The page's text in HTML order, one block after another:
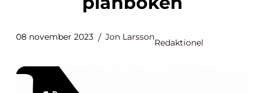
08 november 2023 Jon Larsson
Redaktionel